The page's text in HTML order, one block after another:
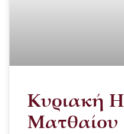
Κυριακή Η
Ματθαίου